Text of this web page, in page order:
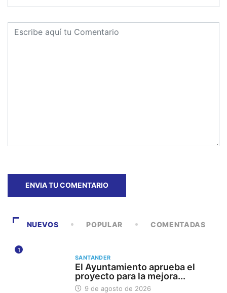
NUEVOS POPULAR COMENTADAS
1
SANTANDER
El Ayuntamiento aprueba el
proyecto para la mejora...
9 de agosto de 2026